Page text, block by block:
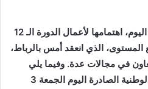
الصادرة اليوم، اهتمامها لأعمال الدورة الـ 12
المستوى، الذي انعقد أمس بالرباط،
. وفيما يلي
قراءة في أبرز عناوين الصحف الوطنية الصادرة اليوم الجمعة 3